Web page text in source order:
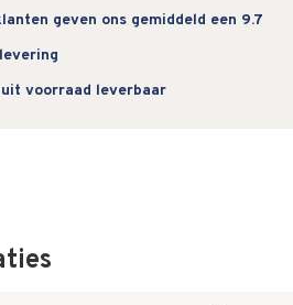
geven ons gemiddeld een 9.7
voorraad leverbaar